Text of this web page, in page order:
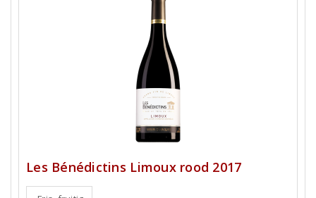
Les Bénédictins Limoux rood 2017